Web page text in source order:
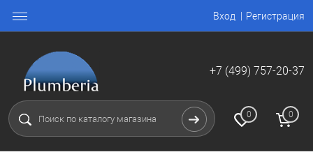
Вход Регистрация
+7 (499) 757-20-37
0 0